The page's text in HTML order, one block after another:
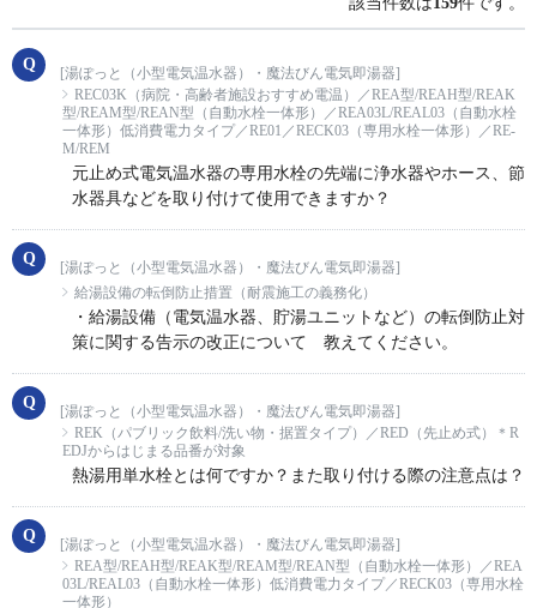
[湯ぽっと（小型電気温水器）・魔法びん電気即湯器]
REC03K（病院・高齢者施設おすすめ電温）／REA型/REAH型/REAK
型/REAM型/REAN型（自動水栓一体形）／REA03L/REAL03（自動水栓
一体形）低消費電力タイプ／RE01／RECK03（専用水栓一体形）／RE-
M/REM
元止め式電気温水器の専用水栓の先端に浄水器やホース、節
水器具などを取り付けて使用できますか？
[湯ぽっと（小型電気温水器）・魔法びん電気即湯器]
給湯設備の転倒防止措置（耐震施工の義務化）
・給湯設備（電気温水器、貯湯ユニットなど）の転倒防止対
策に関する告示の改正について 教えてください。
[湯ぽっと（小型電気温水器）・魔法びん電気即湯器]
REK（パブリック飲料/洗い物・据置タイプ）／RED（先止め式）＊R
EDJからはじまる品番が対象
熱湯用単水栓とは何ですか？また取り付ける際の注意点は？
[湯ぽっと（小型電気温水器）・魔法びん電気即湯器]
REA型/REAH型/REAK型/REAM型/REAN型（自動水栓一体形）／REA
03L/REAL03（自動水栓一体形）低消費電力タイプ／RECK03（専用水栓
一体形）